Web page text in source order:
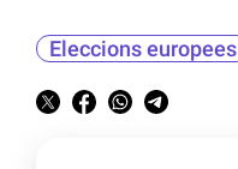
Eleccions europees